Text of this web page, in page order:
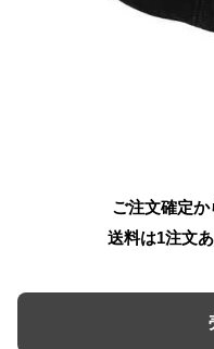
ご注文確定
送料は1注文